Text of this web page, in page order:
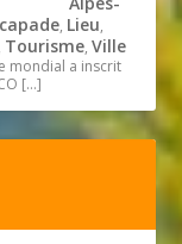
, Lieu,
Tourisme,Ville
mondial a inscrit
[…]